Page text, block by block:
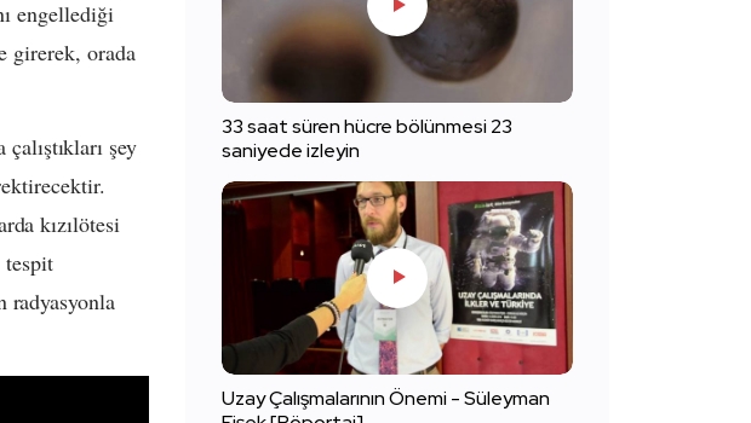
engellediği
girerek, orada
şey
kızılötesi
tespit
radyasyonla
33 saat süren hücre bölünmesi 23
saniyede izleyin
Uzay Çalışmalarının Önemi - Süleyman